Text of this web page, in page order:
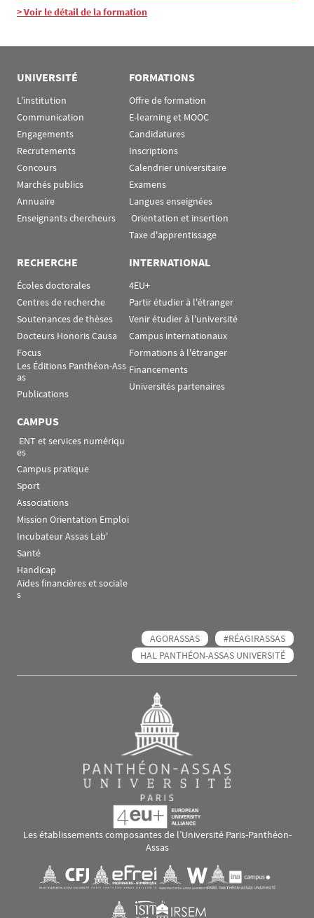
Présentation
> Voir le détail de la formation
UNIVERSITÉ
L'institution
Communication
Engagements
Recrutements
Concours
Marchés publics
Annuaire
Enseignants chercheurs
FORMATIONS
Offre de formation
E-learning et MOOC
Candidatures
Inscriptions
Calendrier universitaire
Examens
Langues enseignées
Orientation et insertion
Taxe d'apprentissage
RECHERCHE
Écoles doctorales
Centres de recherche
Soutenances de thèses
Docteurs Honoris Causa
Focus
Les Éditions Panthéon-Ass
as
Publications
INTERNATIONAL
4EU+
Partir étudier à l'étranger
Venir étudier à l'université
Campus internationaux
Formations à l'étranger
Financements
Universités partenaires
CAMPUS
es
Campus pratique
Sport
Associations
Mission Orientation Emploi
Incubateur Assas Lab'
Santé
Handicap
Aides financières et sociale
s
AGORASSAS
#RÉAGIRASSAS
HAL PANTHÉON-ASSAS UNIVERSITÉ
Les établissements composantes de l’Université Paris-Panthéon-
Assas
Visuel svgVisuel svg Visuel svgVisuel svg
Visuel svgVisuel svg